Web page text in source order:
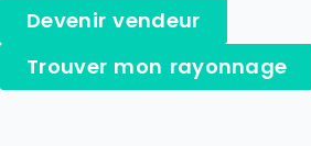
Devenir vendeur
Trouver mon rayonnage